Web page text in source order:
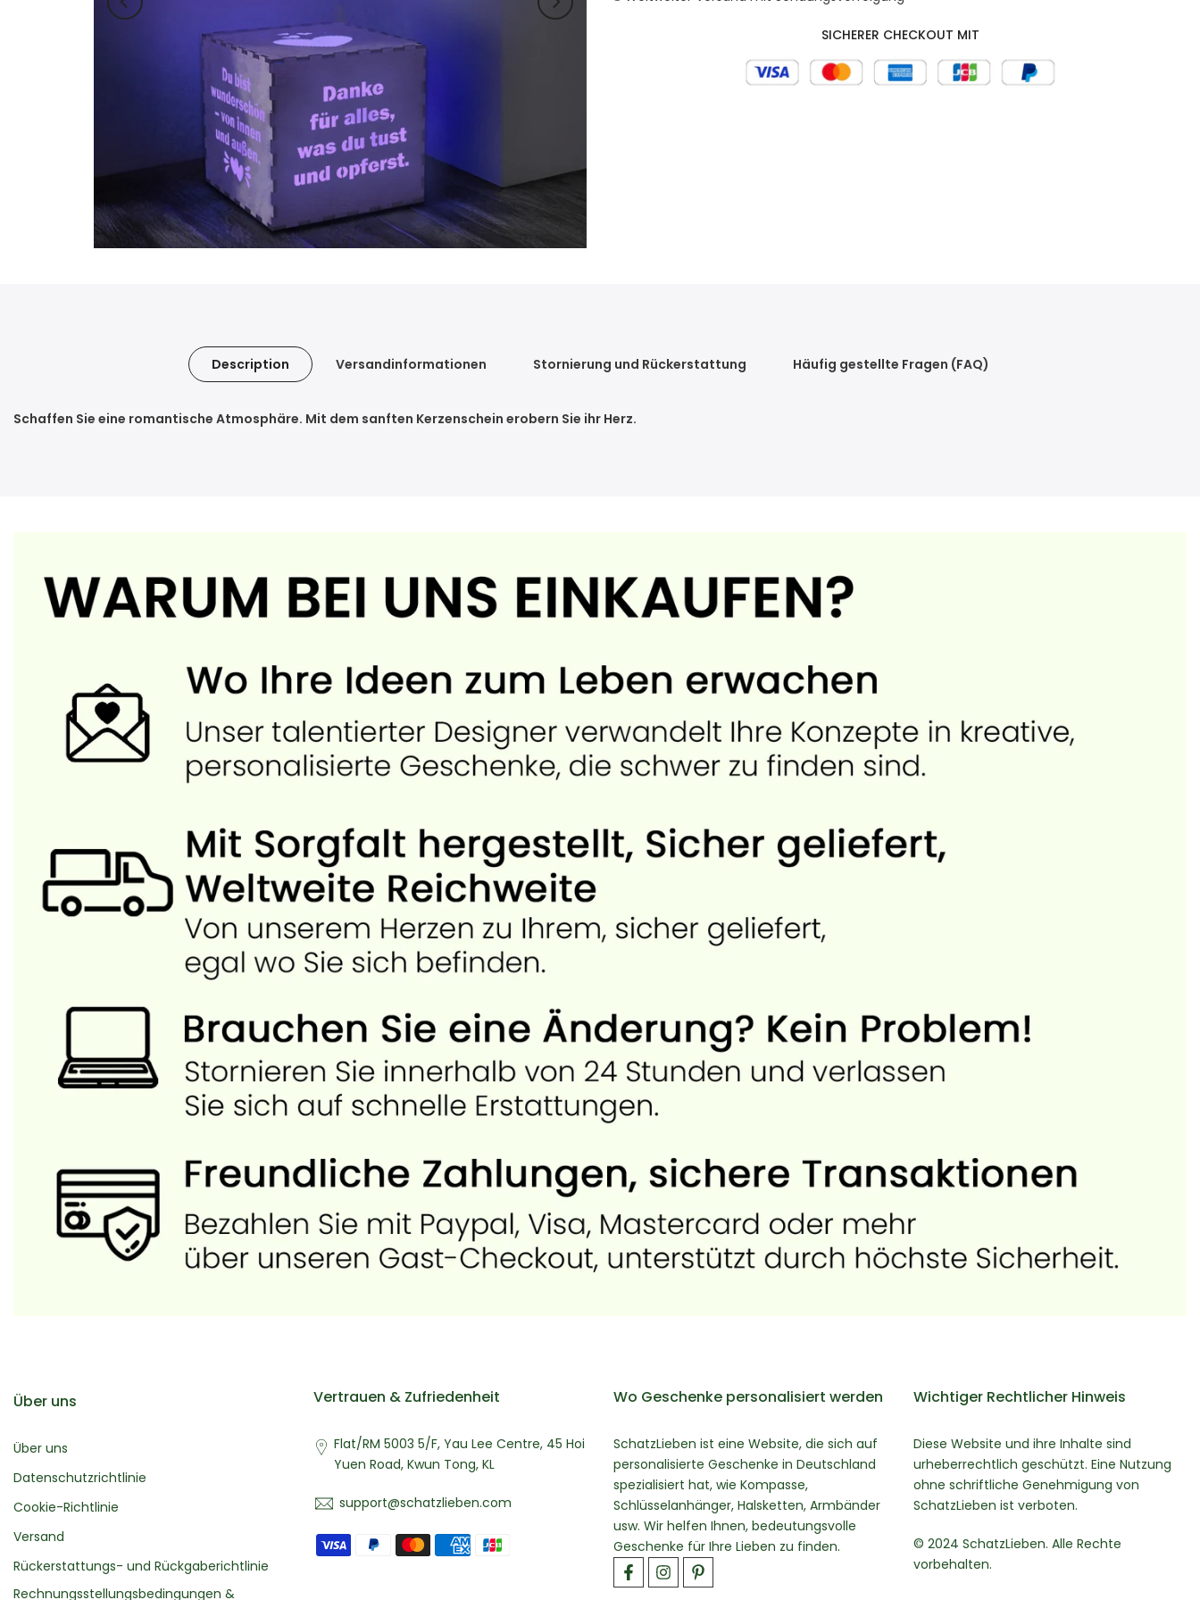
SICHERER CHECKOUT MIT
Description Versandinformationen Stornierung und Rückerstattung Häufig gestellte Fragen (FAQ)
Schaffen Sie eine romantische Atmosphäre. Mit dem sanften Kerzenschein erobern Sie ihr Herz.
Über uns
Über uns
Datenschutzrichtlinie
Cookie-Richtlinie
Versand
Rückerstattungs- und Rückgaberichtlinie
Rechnungsstellungsbedingungen &
Vertrauen & Zufriedenheit
Flat/RM 5003 5/F, Yau Lee Centre, 45 Hoi
Yuen Road, Kwun Tong, KL
support@schatzlieben.com
Wo Geschenke personalisiert werden
SchatzLieben ist eine Website, die sich auf
personalisierte Geschenke in Deutschland
spezialisiert hat, wie Kompasse,
Schlüsselanhänger, Halsketten, Armbänder
usw. Wir helfen Ihnen, bedeutungsvolle
Geschenke für Ihre Lieben zu finden.
Wichtiger Rechtlicher Hinweis
Diese Website und ihre Inhalte sind
urheberrechtlich geschützt. Eine Nutzung
ohne schriftliche Genehmigung von
SchatzLieben ist verboten.
© 2024 SchatzLieben. Alle Rechte
vorbehalten.